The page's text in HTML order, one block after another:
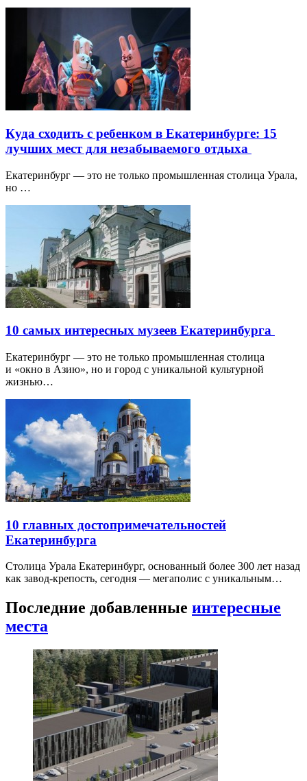
Куда сходить с ребенком в Екатеринбурге: 15
лучших мест для незабываемого отдыха
Екатеринбург — это не только промышленная столица Урала,
но …
10 самых интересных музеев Екатеринбурга
Екатеринбург — это не только промышленная столица
и «окно в Азию», но и город с уникальной культурной
жизнью…
10 главных достопримечательностей
Екатеринбурга
Столица Урала Екатеринбург, основанный более 300 лет назад
как завод-крепость, сегодня — мегаполис с уникальным…
Последние добавленные интересные
места